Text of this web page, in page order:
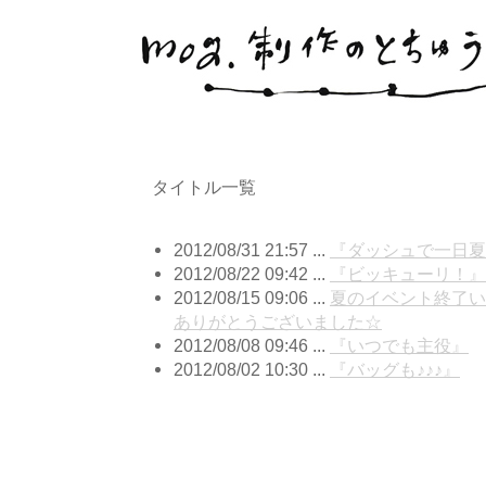
タイトル一覧
2012/08/31 21:57 ...
『ダッシュで一日
2012/08/22 09:42 ...
『ビッキューリ！』
2012/08/15 09:06 ... 夏のイベント終了
ありがとうございました☆
2012/08/08 09:46 ...
『いつでも主役』
2012/08/02 10:30 ...
『バッグも♪♪♪』